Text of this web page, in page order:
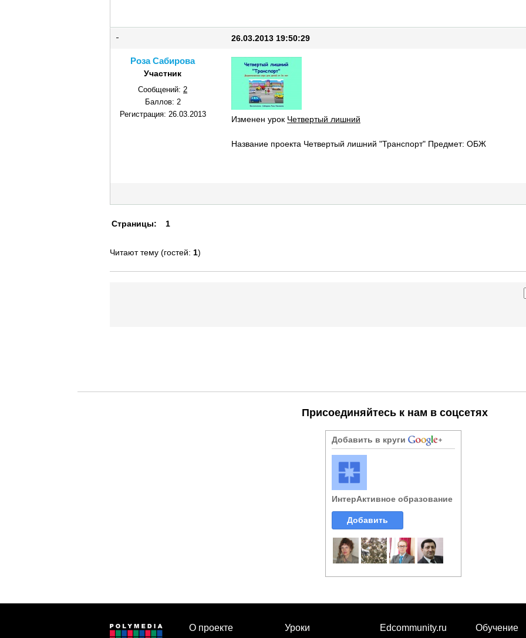
Роза Сабирова
Участник
Сообщений: 2
Баллов: 2
Регистрация: 26.03.2013
26.03.2013 19:50:29
Изменен урок Четвертый лишний
Название проекта Четвертый лишний "Транспорт" Предмет: ОБЖ
Страницы: 1
Читают тему (гостей: 1)
Присоединяйтесь к нам в соцсетях
Добавить в круги
ИнтерАктивное образование
Добавить
О проекте Уроки Edcommunity.ru Обучение